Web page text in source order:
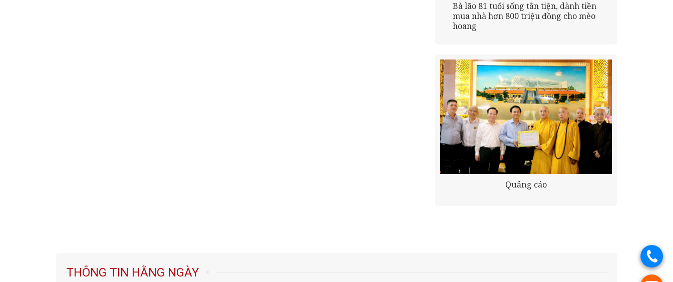
Bà lão 81 tuổi sống tằn tiện, dành tiền
mua nhà hơn 800 triệu đồng cho mèo
hoang
Quảng cáo
THÔNG TIN HẰNG NGÀY
.